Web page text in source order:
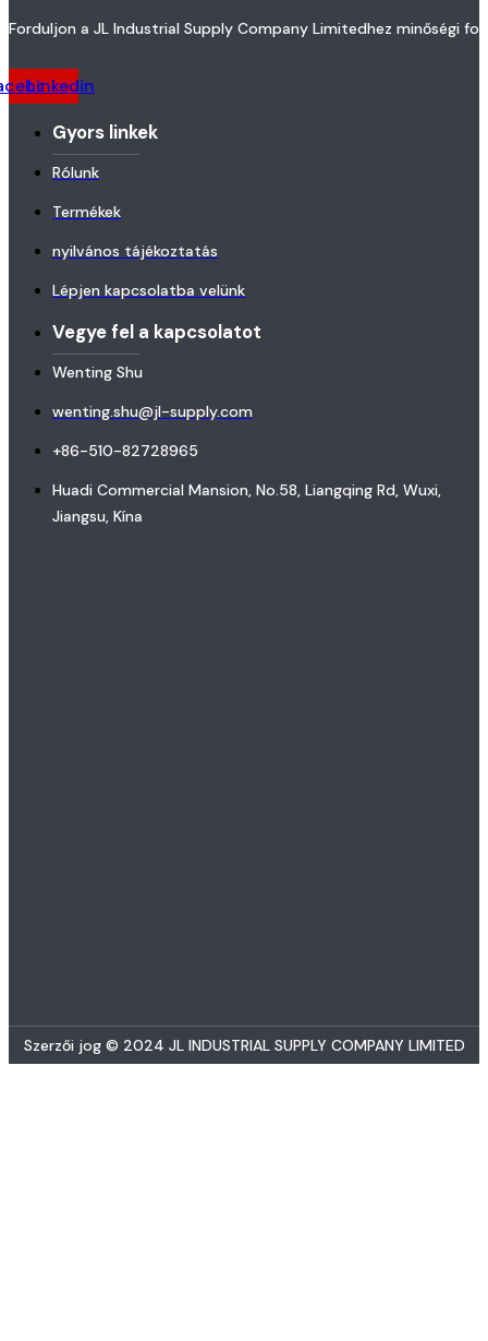
Forduljon a JL Industrial Supply Company Limitedhez minőségi
Linkedin
Gyors linkek
Rólunk
Termékek
nyilvános tájékoztatás
Lépjen kapcsolatba velünk
Vegye fel a kapcsolatot
Wenting Shu
wenting.shu@jl-supply.com
+86-510-82728965
Huadi Commercial Mansion, No.58, Liangqing Rd, Wuxi,
Jiangsu, Kína
Szerzői jog © 2024 JL INDUSTRIAL SUPPLY COMPANY LIMITED